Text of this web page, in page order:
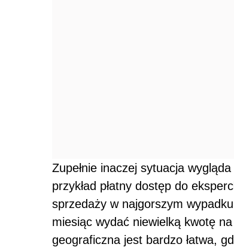
Zupełnie inaczej sytuacja
przykład płatny dostęp do
sprzedaży w najgorszym
miesiąc wydać niewielką kwotę
geograficzna jest bardzo łatwa,